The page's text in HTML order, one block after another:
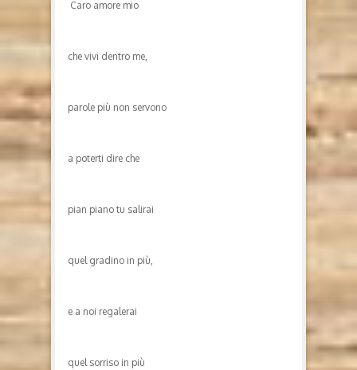
Caro amore mio
che vivi dentro me,
parole più non servono
a poterti dire che
pian piano tu salirai
quel gradino in più,
e a noi regalerai
quel sorriso in più